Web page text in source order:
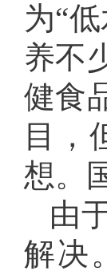
为“
养不
健食
目，
想。
由
解决